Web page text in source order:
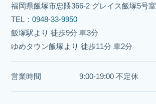
福岡県飯塚市忠隈366-2 グレイス飯塚5号室
TEL：0948-33-9950
飯塚駅より 徒歩9分 車3分
ゆめタウン飯塚より 徒歩11分 車2分
営業時間 9:00-19:00 不定休